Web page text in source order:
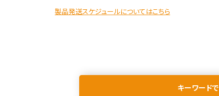
製品発送スケジュールについてはこちら
キーワード